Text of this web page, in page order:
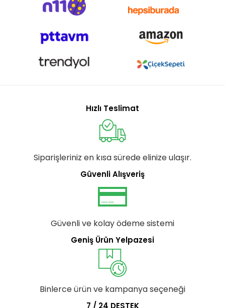
Hızlı Teslimat
Siparişleriniz en kısa sürede elinize ulaşır.
Güvenli Alışveriş
Güvenli ve kolay ödeme sistemi
Geniş Ürün Yelpazesi
Binlerce ürün ve kampanya seçeneği
7 / 24 DESTEK